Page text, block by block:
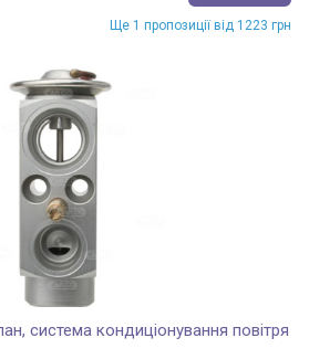
Ще 1 пропозиції від 1223 грн
система кондиціонування повітря